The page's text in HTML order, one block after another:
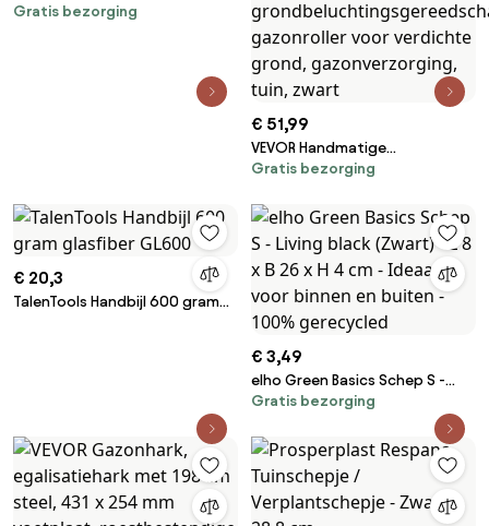
tuingereedschap - Schopje en
Gratis bezorging
€ 51,99
VEVOR Handmatige
gazonbeluchter,
spikes, 5,5 cm brede plaat,
lange steel,
grondbeluchtingsgereedschap,
gazonroller voor verdichte
grond, gazonverzorging, tuin,
zwart
Gratis bezorging
€ 20,3
TalenTools Handbijl 600 gram
€ 3,49
elho Green Basics Schep S -
Living black (Zwart) - L 8 x B 26 x
H 4 cm - Ideaal voor binnen en
buiten - 100% gerecycled
Gratis bezorging